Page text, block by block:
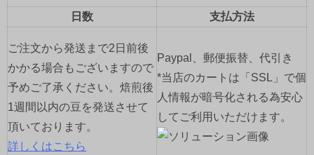
日数 支払方法
ご注文から発送まで2日前後
かかる場合もございますので
予めご了承ください。焙煎後
1週間以内の豆を発送させて
頂いております。
詳しくはこちら
Paypal、郵便振替、代引き
*当店のカートは「SSL」で個
人情報が暗号化される為安心
してご利用いただけます。